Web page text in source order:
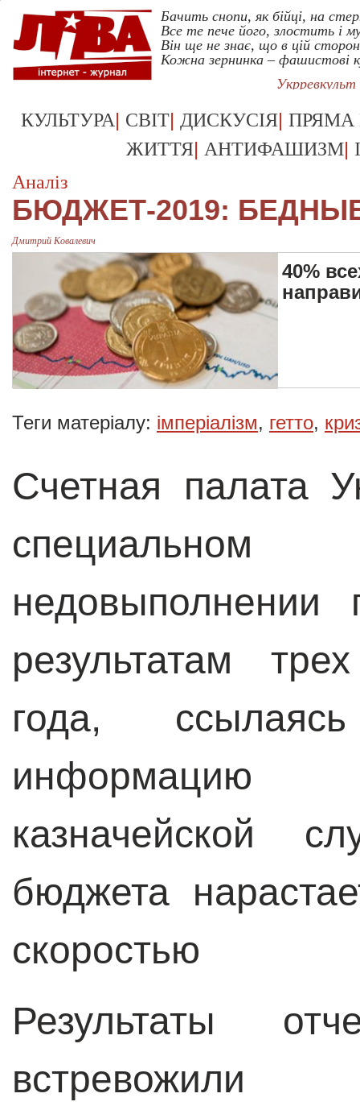
Бачить снопи, як бійці, на
Все те пече його, злостить і
Він ще не знає, що в цій
Кожна зернинка – фашистові
КУЛЬТУРА| СВІТ| ДИСКУСІЯ| ПРЯМА
ЖИТТЯ| АНТИФАШИЗМ|
Аналіз
БЮДЖЕТ-2019:
Дмитрий Ковалевич
40%
Теги матеріалу: імперіалізм, гетто,
Счетная палата
недовыполнении
результатам
года,
информацию
казначейской
бюджета
скоростью
Результаты
встревожили